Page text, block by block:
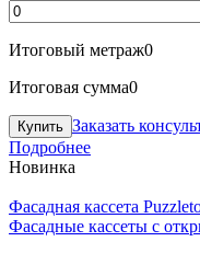
Итоговый метраж0
Итоговая сумма0
Заказать
Подробнее
Новинка
Фасадная кассета
Фасадные кассеты с